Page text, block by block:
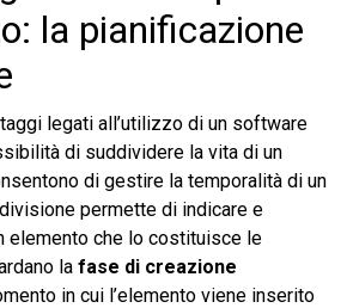
la pianificazione
legati all’utilizzo di un software
di suddividere la vita di un
di gestire la temporalità di un
permette di indicare e
elemento che lo costituisce le
la fase di creazione
in cui l’elemento viene inserito